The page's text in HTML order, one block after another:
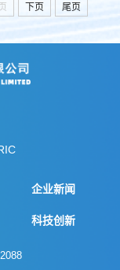
下页 尾页
企业新闻
科技创新